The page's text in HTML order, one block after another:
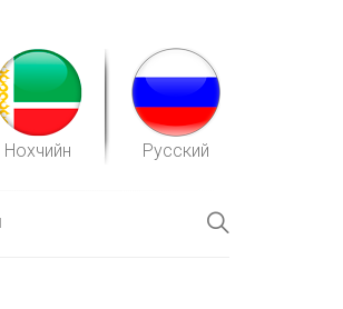
Нохчийн Русский